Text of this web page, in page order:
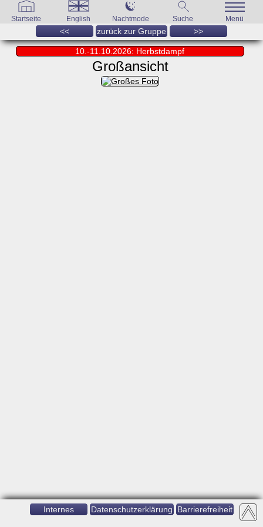
Startseite English Nachtmode Suche Menü
<< zurück zur Gruppe >>
10.-11.10.2026: Herbstdampf
Großansicht
Internes Datenschutzerklärung Barrierefreiheit